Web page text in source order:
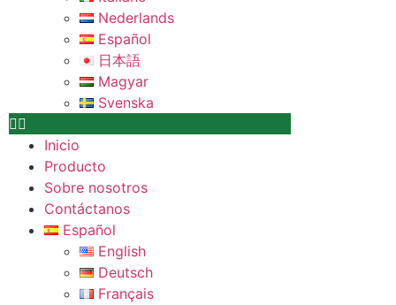
Nederlands
Español
日本語
Magyar
Svenska
Inicio
Producto
Sobre nosotros
Contáctanos
Español
English
Deutsch
Français